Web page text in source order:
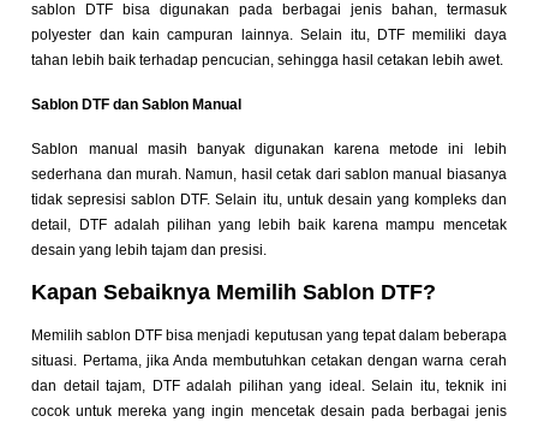
sablon DTF bisa digunakan pada berbagai jenis bahan, termasuk
polyester dan kain campuran lainnya. Selain itu, DTF memiliki daya
tahan lebih baik terhadap pencucian, sehingga hasil cetakan lebih awet.
Sablon DTF dan Sablon Manual
Sablon manual masih banyak digunakan karena metode ini lebih
sederhana dan murah. Namun, hasil cetak dari sablon manual biasanya
tidak sepresisi sablon DTF. Selain itu, untuk desain yang kompleks dan
detail, DTF adalah pilihan yang lebih baik karena mampu mencetak
desain yang lebih tajam dan presisi.
Kapan Sebaiknya Memilih Sablon DTF?
Memilih sablon DTF bisa menjadi keputusan yang tepat dalam beberapa
situasi. Pertama, jika Anda membutuhkan cetakan dengan warna cerah
dan detail tajam, DTF adalah pilihan yang ideal. Selain itu, teknik ini
cocok untuk mereka yang ingin mencetak desain pada berbagai jenis